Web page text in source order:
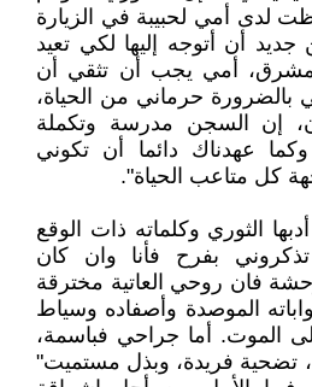
لدى أمي لحبيبة في الزيارة
أن أتوجه إليها لكي تعيد
أمي يجب أن تثقي أن
حرماني من الحياة،
إن السجن مدرسة وتكملة
وكما عهدناك دائما أن تكوني
كل متاعب الحياة".
الثوري وكلماته ذات الوقع
بفرح فأنا وان كان
فان روحي العاتية مخترقة
الموصدة وأصفاده وسياط
الموت. أما جراحي فباسمة،
تضحية فريدة، وبذل مستميت"